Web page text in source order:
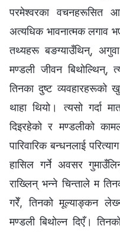
परमेश्‍वरका वचनहरूसित
अत्यधिक भावनात्मक लगाव
तथ्यहरू बङग्याउँथिन्,
मण्डली जीवन बिथोल्थिन्,
तिनका दुष्ट व्यवहारहरूको
थाहा थियो। त्यसो गर्दा
दिइरहेको र मण्डलीको
पारिवारिक बन्धनलाई
हासिल गर्ने अवसर
राख्लिन् भन्‍ने चिन्ताले म
गरेँ, तिनको मूल्याङ्कन
मण्डली बिथोल्न दिएँ।